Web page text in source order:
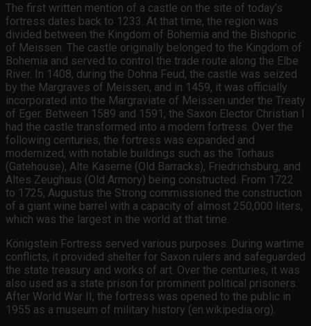
The first written mention of a castle on the site of today’s
fortress dates back to 1233. At that time, the region was
divided between the Kingdom of Bohemia and the Bishopric
of Meissen. The castle originally belonged to the Kingdom of
Bohemia and served to control the trade route along the Elbe
River. In 1408, during the Dohna Feud, the castle was seized
by the Margraves of Meissen, and in 1459, it was officially
incorporated into the Margraviate of Meissen under the Treaty
of Eger. Between 1589 and 1591, the Saxon Elector Christian I
had the castle transformed into a modern fortress. Over the
following centuries, the fortress was expanded and
modernized, with notable buildings such as the Torhaus
(Gatehouse), Alte Kaserne (Old Barracks), Friedrichsburg, and
Altes Zeughaus (Old Armory) being constructed. From 1722
to 1725, Augustus the Strong commissioned the construction
of a giant wine barrel with a capacity of almost 250,000 liters,
which was the largest in the world at that time.
Königstein Fortress served various purposes. During wartime
conflicts, it provided shelter for Saxon rulers and safeguarded
the state treasury and works of art. Over the centuries, it was
also used as a state prison for prominent political prisoners.
After World War II, the fortress was opened to the public in
1955 as a museum of military history (en.wikipedia.org).